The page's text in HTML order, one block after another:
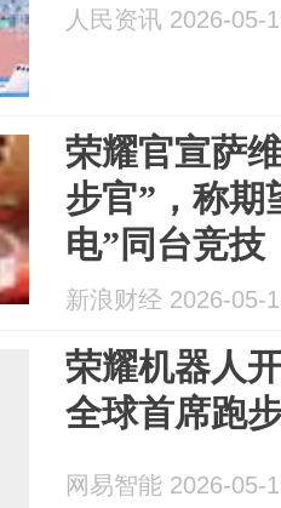
人民资讯 2026-05-
荣耀官宣萨
步官”，称期
电”同台竞技
新浪财经 2026-05-
荣耀机器人
全球首席跑
网易智能 2026-05-